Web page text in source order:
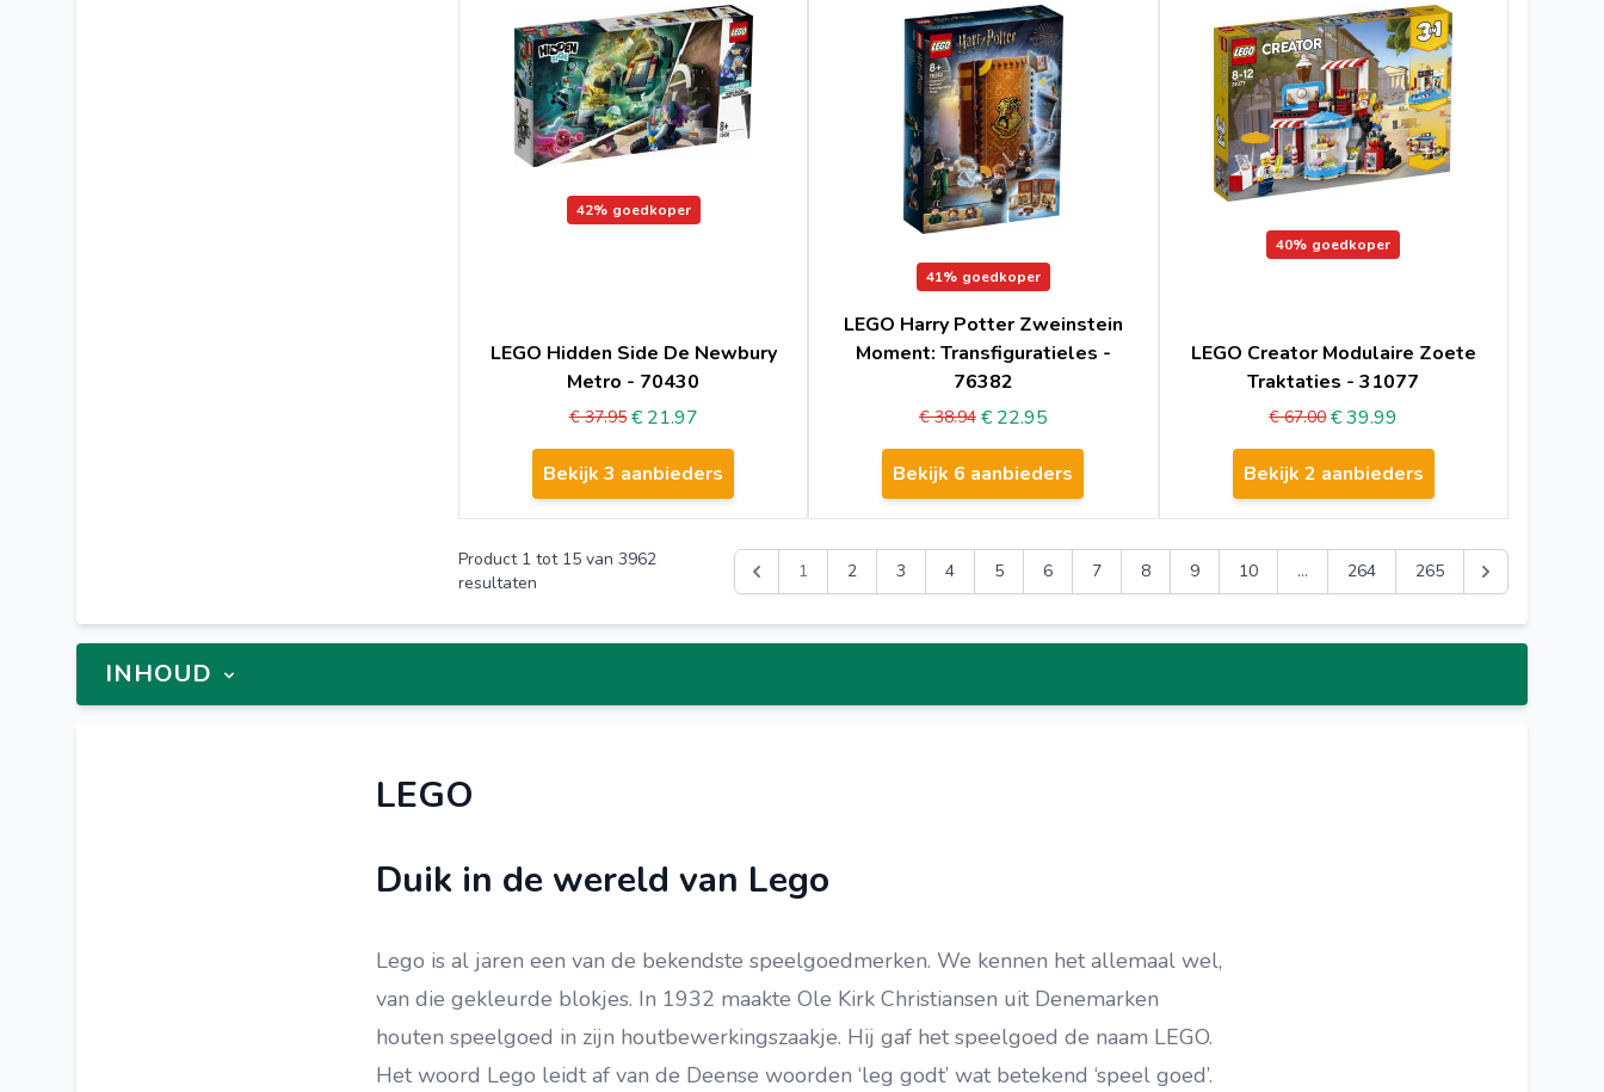
42% goedkoper
LEGO Hidden Side De Newbury
Metro - 70430
€ 37.95 € 21.97
Bekijk 3 aanbieders
41% goedkoper
LEGO Harry Potter Zweinstein
Moment: Transfiguratieles -
76382
€ 38.94 € 22.95
Bekijk 6 aanbieders
40% goedkoper
LEGO Creator Modulaire Zoete
Traktaties - 31077
€ 67.00 € 39.99
Bekijk 2 aanbieders
Product 1 tot 15 van 3962
resultaten
1 2 3 4 5 6 7 8 9 10 ... 264 265
INHOUD
LEGO
Duik in de wereld van Lego
Lego is al jaren een van de bekendste speelgoedmerken. We kennen het allemaal wel,
van die gekleurde blokjes. In 1932 maakte Ole Kirk Christiansen uit Denemarken
houten speelgoed in zijn houtbewerkingszaakje. Hij gaf het speelgoed de naam LEGO.
Het woord Lego leidt af van de Deense woorden ‘leg godt’ wat betekend ‘speel goed’.